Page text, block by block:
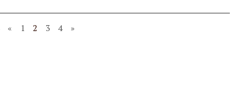
« 1 2 3 4 »